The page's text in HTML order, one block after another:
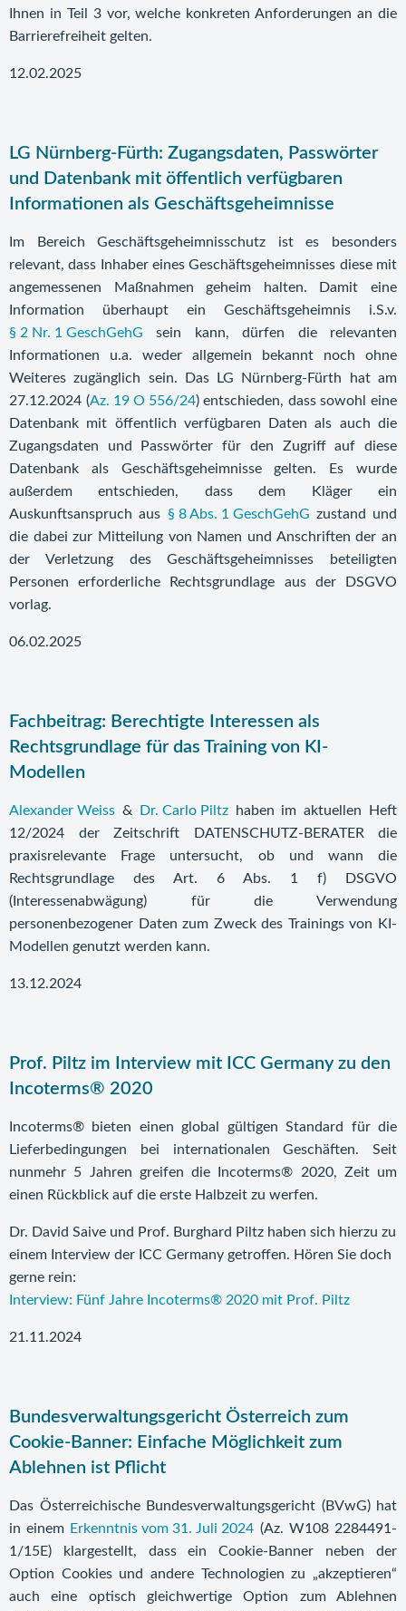
Ihnen in Teil 3 vor, welche konkreten Anforderungen an die
Barrierefreiheit gelten.
12.02.2025
LG Nürnberg-Fürth: Zugangsdaten, Passwörter
und Datenbank mit öffentlich verfügbaren
Informationen als Geschäftsgeheimnisse
Im Bereich Geschäftsgeheimnisschutz ist es besonders
relevant, dass Inhaber eines Geschäftsgeheimnisses diese mit
angemessenen Maßnahmen geheim halten. Damit eine
Information überhaupt ein Geschäftsgeheimnis i.S.v.
§ 2 Nr. 1 GeschGehG sein kann, dürfen die relevanten
Informationen u.a. weder allgemein bekannt noch ohne
Weiteres zugänglich sein. Das LG Nürnberg-Fürth hat am
27.12.2024 (Az. 19 O 556/24) entschieden, dass sowohl eine
Datenbank mit öffentlich verfügbaren Daten als auch die
Zugangsdaten und Passwörter für den Zugriff auf diese
Datenbank als Geschäftsgeheimnisse gelten. Es wurde
außerdem entschieden, dass dem Kläger ein
Auskunftsanspruch aus § 8 Abs. 1 GeschGehG zustand und
die dabei zur Mitteilung von Namen und Anschriften der an
der Verletzung des Geschäftsgeheimnisses beteiligten
Personen erforderliche Rechtsgrundlage aus der DSGVO
vorlag.
06.02.2025
Fachbeitrag: Berechtigte Interessen als
Rechtsgrundlage für das Training von KI-
Modellen
Alexander Weiss & Dr. Carlo Piltzhaben im aktuellen Heft
12/2024 der Zeitschrift DATENSCHUTZ-BERATER die
praxisrelevante Frage untersucht, ob und wann die
Rechtsgrundlage des Art. 6 Abs. 1 f) DSGVO
(Interessenabwägung) für die Verwendung
personenbezogener Daten zum Zweck des Trainings von KI-
Modellen genutzt werden kann.
13.12.2024
Prof. Piltz im Interview mit ICC Germany zu den
Incoterms® 2020
Incoterms® bieten einen global gültigen Standard für die
Lieferbedingungen bei internationalen Geschäften. Seit
nunmehr 5 Jahren greifen die Incoterms® 2020, Zeit um
einen Rückblick auf die erste Halbzeit zu werfen.
Dr. David Saive und Prof. Burghard Piltz haben sich hierzu zu
einem Interview der ICC Germany getroffen. Hören Sie doch
gerne rein:
Interview: Fünf Jahre Incoterms® 2020 mit Prof. Piltz
21.11.2024
Bundesverwaltungsgericht Österreich zum
Cookie-Banner: Einfache Möglichkeit zum
Ablehnen ist Pflicht
Das Österreichische Bundesverwaltungsgericht (BVwG) hat
in einem Erkenntnis vom 31. Juli 2024 (Az. W108 2284491-
1/15E) klargestellt, dass ein Cookie-Banner neben der
Option Cookies und andere Technologien zu „akzeptieren“
auch eine optisch gleichwertige Option zum Ablehnen